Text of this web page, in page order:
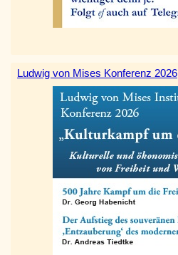
Ludwig von Mises Konferenz 2026